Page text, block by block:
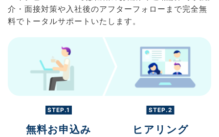
介・面接対策や入社後のアフターフォローまで完全無
料でトータルサポートいたします。
STEP.1
無料お申込み
STEP.2
ヒアリング